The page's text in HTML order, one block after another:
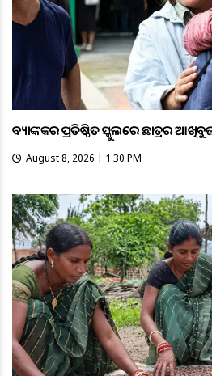
ବ୍ୟାଙ୍କକର ପ୍ରତିଷ୍ଠିତ ସ୍କୁଲରେ ଛାତ୍ରର
August 8, 2026 | 1:30 PM